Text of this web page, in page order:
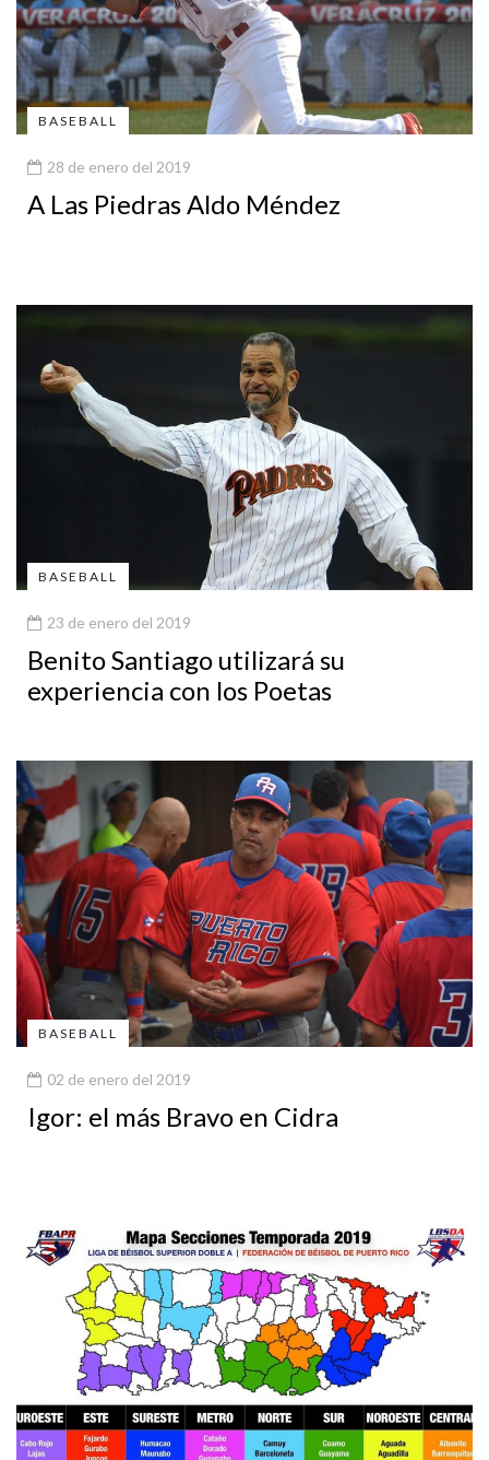
BASEBALL
28 de enero del 2019
A Las Piedras Aldo Méndez
BASEBALL
23 de enero del 2019
Benito Santiago utilizará su
experiencia con los Poetas
BASEBALL
02 de enero del 2019
Igor: el más Bravo en Cidra